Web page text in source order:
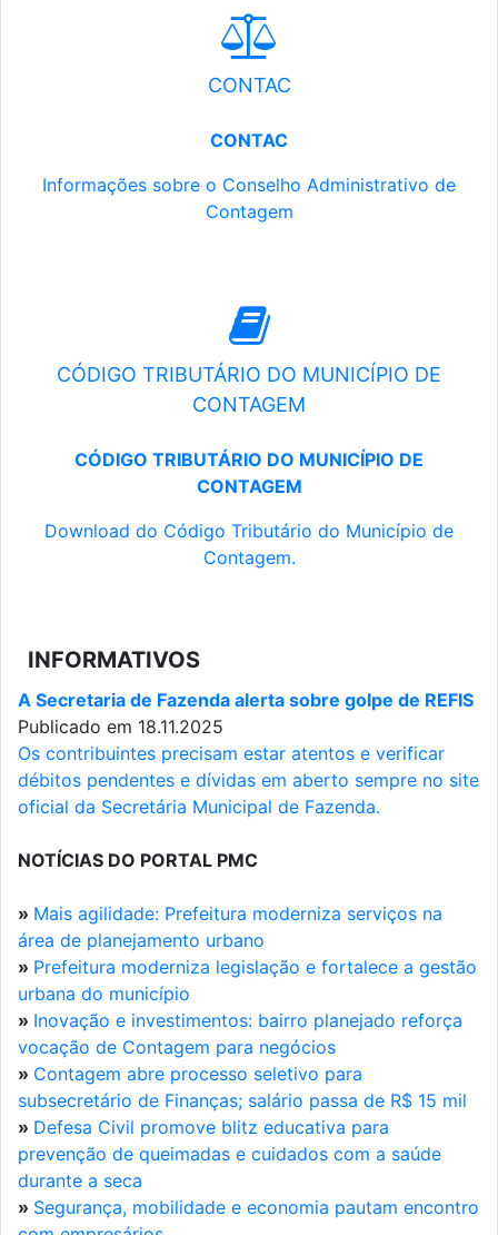
CONTAC
CONTAC
Informações sobre o Conselho Administrativo de
Contagem
CÓDIGO TRIBUTÁRIO DO MUNICÍPIO DE
CONTAGEM
CÓDIGO TRIBUTÁRIO DO MUNICÍPIO DE
CONTAGEM
Download do Código Tributário do Município de
Contagem.
INFORMATIVOS
A Secretaria de Fazenda alerta sobre golpe de REFIS
Publicado em 18.11.2025
Os contribuintes precisam estar atentos e verificar
débitos pendentes e dívidas em aberto sempre no site
oficial da Secretária Municipal de Fazenda.
NOTÍCIAS DO PORTAL PMC
» Mais agilidade: Prefeitura moderniza serviços na
área de planejamento urbano
» Prefeitura moderniza legislação e fortalece a gestão
urbana do município
» Inovação e investimentos: bairro planejado reforça
vocação de Contagem para negócios
» Contagem abre processo seletivo para
subsecretário de Finanças; salário passa de R$ 15 mil
» Defesa Civil promove blitz educativa para
prevenção de queimadas e cuidados com a saúde
durante a seca
» Segurança, mobilidade e economia pautam encontro